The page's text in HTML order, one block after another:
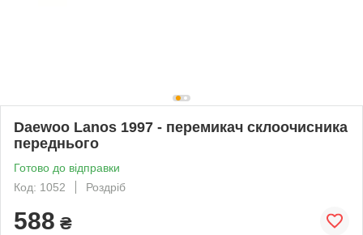
Daewoo Lanos 1997 - перемикач склоочисника
переднього
Готово до відправки
Код: 1052
Роздріб
588 ₴